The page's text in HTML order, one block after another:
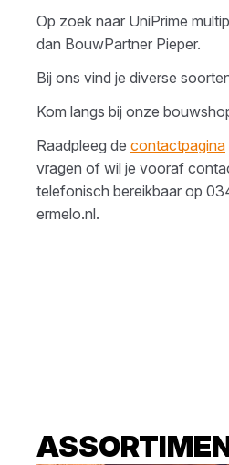
Op zoek naar UniPrime
dan BouwPartner Pieper.
Bij ons vind je diverse
Kom langs bij onze
Raadpleeg de contactpagina
vragen of wil je vooraf
telefonisch bereikbaar op
ermelo.nl.